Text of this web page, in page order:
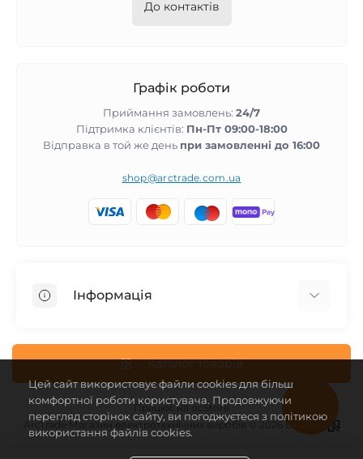
До контактів
Графік роботи
Приймання замовлень: 24/7
Підтримка клієнтів: Пн-Пт 09:00-18:00
Відправка в той же день при замовленні до 16:00
shop@arctrade.com.ua
Інформація
Співпраця з нами
Про магазин
Доставка і оплата
Угода користувача
Каталог товарів
Працює наocStore
ArcTrade Магазин електротехнічних виробів © 2026 Design -
Цей сайт використовує файли cookies для більш
комфортної роботи користувача. Продовжуючи
перегляд сторінок сайту, ви погоджуєтеся з політикою
використання файлів cookies.